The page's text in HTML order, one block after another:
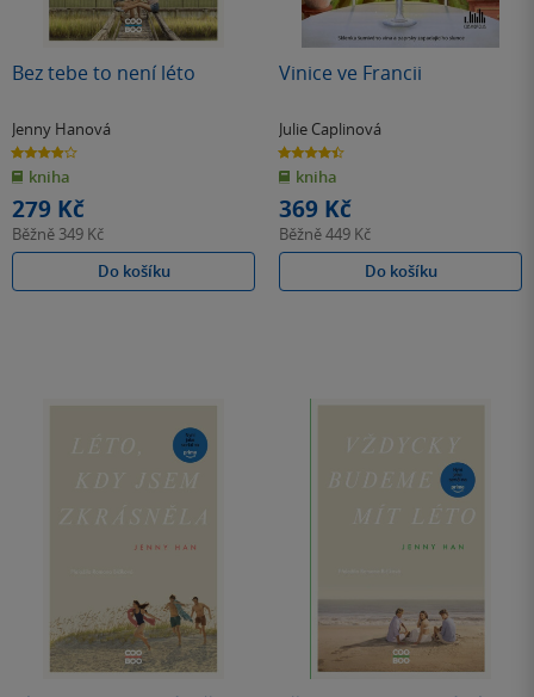
Bez tebe to není léto
Jenny Hanová
3.9
z
5
hvězdiček
kniha
279 Kč
Běžně 349 Kč
Do košíku
Vinice ve Francii
Julie Caplinová
4.4
z
5
hvězdiček
kniha
369 Kč
Běžně449 Kč
Do košíku